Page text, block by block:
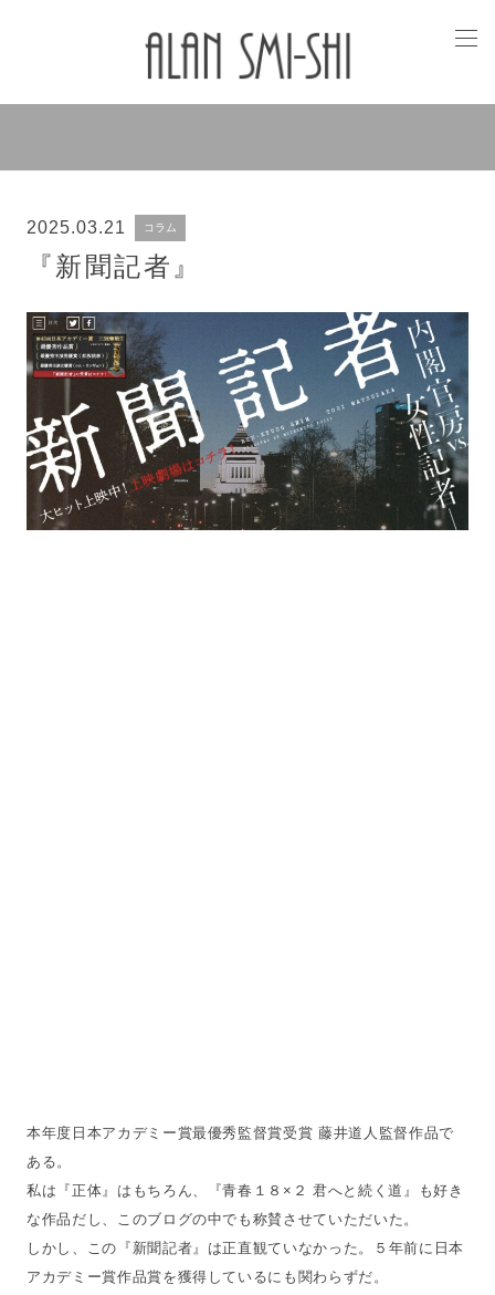
2025.03.21 コラム
『新聞記者』
本年度日本アカデミー賞最優秀監督賞受賞 藤井道人監督作品で
ある。
私は『正体』はもちろん、『青春１８×２ 君へと続く道』も好き
な作品だし、このブログの中でも称賛させていただいた。
しかし、この『新聞記者』は正直観ていなかった。５年前に日本
アカデミー賞作品賞を獲得しているにも関わらずだ。